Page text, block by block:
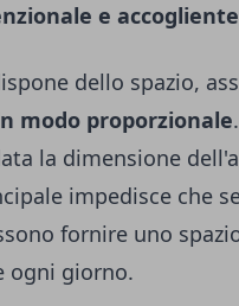
e
dello spazio,
modo proporzionale
la dimensione
impedisce che
fornire uno
ogni giorno.